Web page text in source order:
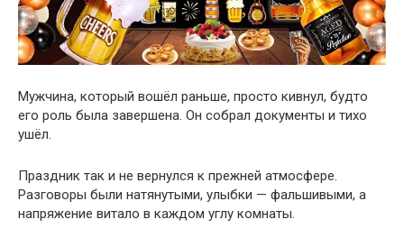
Мужчина, который вошёл раньше, просто кивнул, будто
его роль была завершена. Он собрал документы и тихо
ушёл.
Праздник так и не вернулся к прежней атмосфере.
Разговоры были натянутыми, улыбки — фальшивыми, а
напряжение витало в каждом углу комнаты.